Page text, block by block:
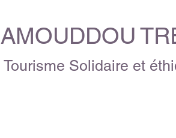
AMOUDDOU
Tourisme Solidaire et